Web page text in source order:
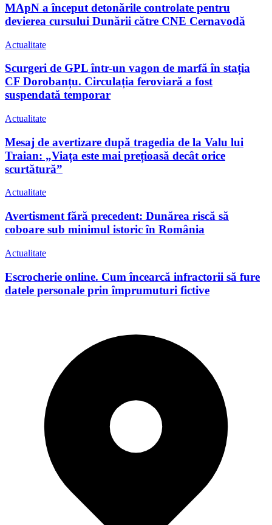
MApN a început detonările controlate pentru
devierea cursului Dunării către CNE Cernavodă
Actualitate
Scurgeri de GPL într-un vagon de marfă în stația
CF Dorobanțu. Circulația feroviară a fost
suspendată temporar
Actualitate
Mesaj de avertizare după tragedia de la Valu lui
Traian: „Viața este mai prețioasă decât orice
scurtătură”
Actualitate
Avertisment fără precedent: Dunărea riscă să
coboare sub minimul istoric în România
Actualitate
Escrocherie online. Cum încearcă infractorii să fure
datele personale prin împrumuturi fictive